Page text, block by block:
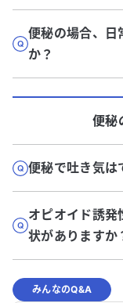
便秘の場合、日
か？
便秘
便秘で吐き気は
オピオイド誘発
状がありますか
みんなのQ&A